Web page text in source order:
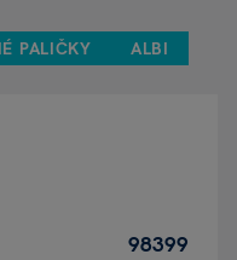
PALIČKY ALBI
98399